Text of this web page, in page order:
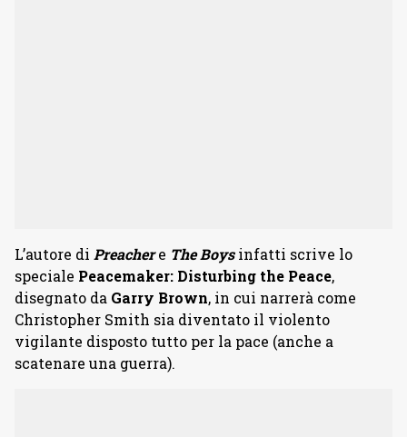
L’autore di Preachere The Boysinfatti scrive lo
speciale Peacemaker: Disturbing the Peace,
disegnato da Garry Brown, in cui narrerà come
Christopher Smith sia diventato il violento
vigilante disposto tutto per la pace (anche a
scatenare una guerra).